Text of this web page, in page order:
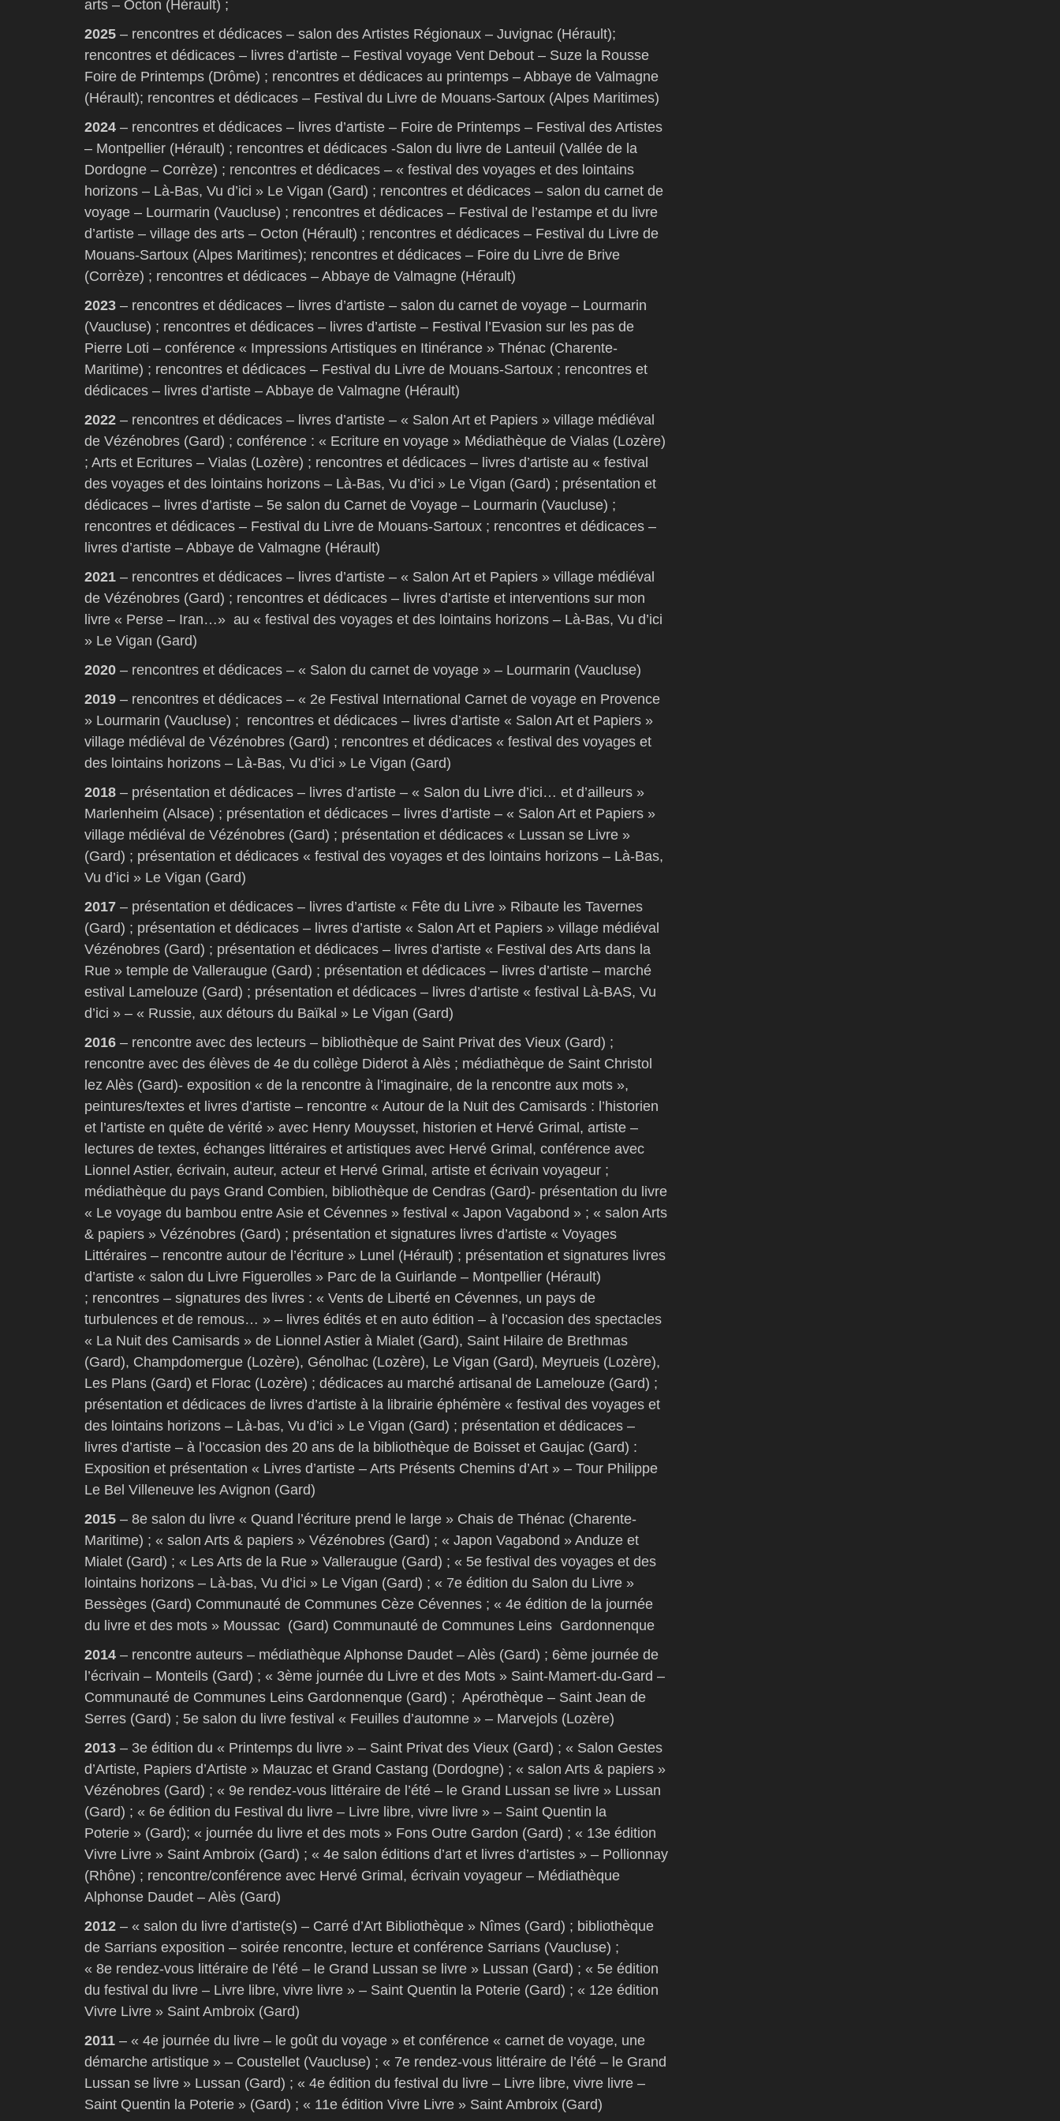
arts – Octon (Hérault) ;
2025 – rencontres et dédicaces – salon des Artistes Régionaux – Juvignac (Hérault);
rencontres et dédicaces – livres d’artiste – Festival voyage Vent Debout – Suze la Rousse
Foire de Printemps (Drôme) ; rencontres et dédicaces au printemps – Abbaye de Valmagne
(Hérault); rencontres et dédicaces – Festival du Livre de Mouans-Sartoux (Alpes Maritimes)
2024 – rencontres et dédicaces – livres d’artiste – Foire de Printemps – Festival des Artistes
– Montpellier (Hérault) ; rencontres et dédicaces -Salon du livre de Lanteuil (Vallée de la
Dordogne – Corrèze) ; rencontres et dédicaces – « festival des voyages et des lointains
horizons – Là-Bas, Vu d’ici » Le Vigan (Gard) ; rencontres et dédicaces – salon du carnet de
voyage – Lourmarin (Vaucluse) ; rencontres et dédicaces – Festival de l’estampe et du livre
d’artiste – village des arts – Octon (Hérault) ; rencontres et dédicaces – Festival du Livre de
Mouans-Sartoux (Alpes Maritimes); rencontres et dédicaces – Foire du Livre de Brive
(Corrèze) ; rencontres et dédicaces – Abbaye de Valmagne (Hérault)
2023 – rencontres et dédicaces – livres d’artiste – salon du carnet de voyage – Lourmarin
(Vaucluse) ; rencontres et dédicaces – livres d’artiste – Festival l’Evasion sur les pas de
Pierre Loti – conférence « Impressions Artistiques en Itinérance » Thénac (Charente-
Maritime) ; rencontres et dédicaces – Festival du Livre de Mouans-Sartoux ; rencontres et
dédicaces – livres d’artiste – Abbaye de Valmagne (Hérault)
2022 – rencontres et dédicaces – livres d’artiste – « Salon Art et Papiers » village médiéval
de Vézénobres (Gard) ; conférence : « Ecriture en voyage » Médiathèque de Vialas (Lozère)
; Arts et Ecritures – Vialas (Lozère) ; rencontres et dédicaces – livres d’artiste au « festival
des voyages et des lointains horizons – Là-Bas, Vu d’ici » Le Vigan (Gard) ; présentation et
dédicaces – livres d’artiste – 5e salon du Carnet de Voyage – Lourmarin (Vaucluse) ;
rencontres et dédicaces – Festival du Livre de Mouans-Sartoux ; rencontres et dédicaces –
livres d’artiste – Abbaye de Valmagne (Hérault)
2021 – rencontres et dédicaces – livres d’artiste – « Salon Art et Papiers » village médiéval
de Vézénobres (Gard) ; rencontres et dédicaces – livres d’artiste et interventions sur mon
livre « Perse – Iran…» au « festival des voyages et des lointains horizons – Là-Bas, Vu d’ici
» Le Vigan (Gard)
2020 – rencontres et dédicaces – « Salon du carnet de voyage » – Lourmarin (Vaucluse)
2019 – rencontres et dédicaces – « 2e Festival International Carnet de voyage en Provence
» Lourmarin (Vaucluse) ; rencontres et dédicaces – livres d’artiste « Salon Art et Papiers »
village médiéval de Vézénobres (Gard) ; rencontres et dédicaces « festival des voyages et
des lointains horizons – Là-Bas, Vu d’ici » Le Vigan (Gard)
2018 – présentation et dédicaces – livres d’artiste – « Salon du Livre d’ici… et d’ailleurs »
Marlenheim (Alsace) ; présentation et dédicaces – livres d’artiste – « Salon Art et Papiers »
village médiéval de Vézénobres (Gard) ; présentation et dédicaces « Lussan se Livre »
(Gard) ; présentation et dédicaces « festival des voyages et des lointains horizons – Là-Bas,
Vu d’ici » Le Vigan (Gard)
2017 – présentation et dédicaces – livres d’artiste « Fête du Livre » Ribaute les Tavernes
(Gard) ; présentation et dédicaces – livres d’artiste « Salon Art et Papiers » village médiéval
Vézénobres (Gard) ; présentation et dédicaces – livres d’artiste « Festival des Arts dans la
Rue » temple de Valleraugue (Gard) ; présentation et dédicaces – livres d’artiste – marché
estival Lamelouze (Gard) ; présentation et dédicaces – livres d’artiste « festival Là-BAS, Vu
d’ici » – « Russie, aux détours du Baïkal » Le Vigan (Gard)
2016 – rencontre avec des lecteurs – bibliothèque de Saint Privat des Vieux (Gard) ;
rencontre avec des élèves de 4e du collège Diderot à Alès ; médiathèque de Saint Christol
lez Alès (Gard)- exposition « de la rencontre à l’imaginaire, de la rencontre aux mots »,
peintures/textes et livres d’artiste – rencontre « Autour de la Nuit des Camisards : l’historien
et l’artiste en quête de vérité » avec Henry Mouysset, historien et Hervé Grimal, artiste –
lectures de textes, échanges littéraires et artistiques avec Hervé Grimal, conférence avec
Lionnel Astier, écrivain, auteur, acteur et Hervé Grimal, artiste et écrivain voyageur ;
médiathèque du pays Grand Combien, bibliothèque de Cendras (Gard)- présentation du livre
« Le voyage du bambou entre Asie et Cévennes » festival « Japon Vagabond » ; « salon Arts
& papiers » Vézénobres (Gard) ; présentation et signatures livres d’artiste « Voyages
Littéraires – rencontre autour de l’écriture » Lunel (Hérault) ; présentation et signatures livres
d’artiste « salon du Livre Figuerolles » Parc de la Guirlande – Montpellier (Hérault)
; rencontres – signatures des livres : « Vents de Liberté en Cévennes, un pays de
turbulences et de remous… » – livres édités et en auto édition – à l’occasion des spectacles
« La Nuit des Camisards » de Lionnel Astier à Mialet (Gard), Saint Hilaire de Brethmas
(Gard), Champdomergue (Lozère), Génolhac (Lozère), Le Vigan (Gard), Meyrueis (Lozère),
Les Plans (Gard) et Florac (Lozère) ; dédicaces au marché artisanal de Lamelouze (Gard) ;
présentation et dédicaces de livres d’artiste à la librairie éphémère « festival des voyages et
des lointains horizons – Là-bas, Vu d’ici » Le Vigan (Gard) ; présentation et dédicaces –
livres d’artiste – à l’occasion des 20 ans de la bibliothèque de Boisset et Gaujac (Gard) :
Exposition et présentation « Livres d’artiste – Arts Présents Chemins d’Art » – Tour Philippe
Le Bel Villeneuve les Avignon (Gard)
2015 – 8e salon du livre « Quand l’écriture prend le large » Chais de Thénac (Charente-
Maritime) ; « salon Arts & papiers » Vézénobres (Gard) ; « Japon Vagabond » Anduze et
Mialet (Gard) ; « Les Arts de la Rue » Valleraugue (Gard) ; « 5e festival des voyages et des
lointains horizons – Là-bas, Vu d’ici » Le Vigan (Gard) ; « 7e édition du Salon du Livre »
Bessèges (Gard) Communauté de Communes Cèze Cévennes ; « 4e édition de la journée
du livre et des mots » Moussac (Gard) Communauté de Communes Leins Gardonnenque
2014 – rencontre auteurs – médiathèque Alphonse Daudet – Alès (Gard) ; 6ème journée de
l’écrivain – Monteils (Gard) ; « 3ème journée du Livre et des Mots » Saint-Mamert-du-Gard –
Communauté de Communes Leins Gardonnenque (Gard) ; Apérothèque – Saint Jean de
Serres (Gard) ; 5e salon du livre festival « Feuilles d’automne » – Marvejols (Lozère)
2013 – 3e édition du « Printemps du livre » – Saint Privat des Vieux (Gard) ; « Salon Gestes
d’Artiste, Papiers d’Artiste » Mauzac et Grand Castang (Dordogne) ; « salon Arts & papiers »
Vézénobres (Gard) ; « 9e rendez-vous littéraire de l’été – le Grand Lussan se livre » Lussan
(Gard) ; « 6e édition du Festival du livre – Livre libre, vivre livre » – Saint Quentin la
Poterie » (Gard); « journée du livre et des mots » Fons Outre Gardon (Gard) ; « 13e édition
Vivre Livre » Saint Ambroix (Gard) ; « 4e salon éditions d’art et livres d’artistes » – Pollionnay
(Rhône) ; rencontre/conférence avec Hervé Grimal, écrivain voyageur – Médiathèque
Alphonse Daudet – Alès (Gard)
2012 – « salon du livre d’artiste(s) – Carré d’Art Bibliothèque » Nîmes (Gard) ; bibliothèque
de Sarrians exposition – soirée rencontre, lecture et conférence Sarrians (Vaucluse) ;
« 8e rendez-vous littéraire de l’été – le Grand Lussan se livre » Lussan (Gard) ; « 5e édition
du festival du livre – Livre libre, vivre livre » – Saint Quentin la Poterie (Gard) ; « 12e édition
Vivre Livre » Saint Ambroix (Gard)
2011 – « 4e journée du livre – le goût du voyage » et conférence « carnet de voyage, une
démarche artistique » – Coustellet (Vaucluse) ; « 7e rendez-vous littéraire de l’été – le Grand
Lussan se livre » Lussan (Gard) ; « 4e édition du festival du livre – Livre libre, vivre livre –
Saint Quentin la Poterie » (Gard) ; « 11e édition Vivre Livre » Saint Ambroix (Gard)